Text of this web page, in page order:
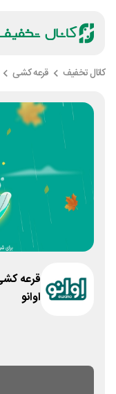
کانال تخفیف قرعه کشی
اوانو